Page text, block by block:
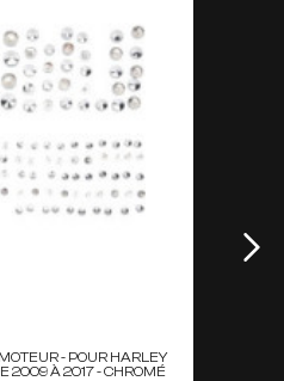
- POUR HARLEY
2009 À 2017 - CHROMÉ